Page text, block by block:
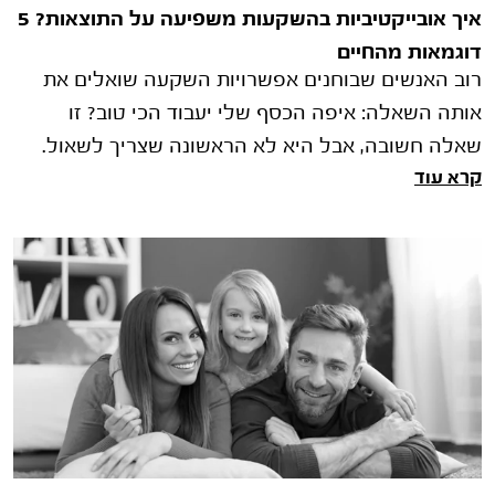
איך אובייקטיביות בהשקעות משפיעה על התוצאות? 5
דוגמאות מהחיים
רוב האנשים שבוחנים אפשרויות השקעה שואלים את
אותה השאלה: איפה הכסף שלי יעבוד הכי טוב? זו
שאלה חשובה, אבל היא לא הראשונה שצריך לשאול.
לפני שבוחנים תשואות, מסלולי השקעה א
קרא עוד